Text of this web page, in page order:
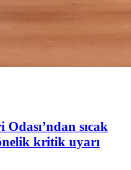
sıcak
kritik uyarı